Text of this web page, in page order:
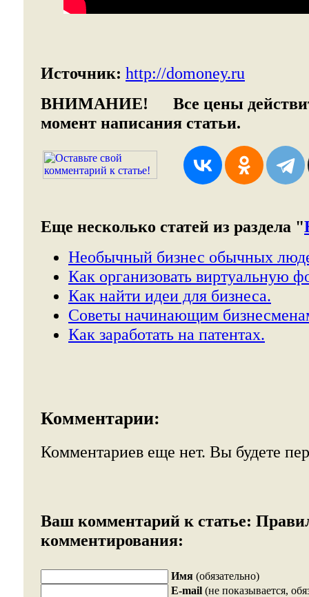
Источник: http://domoney.ru
ВНИМАНИЕ! Все цены
момент написания статьи.
Еще несколько статей из раздела "
Необычный бизнес обычных
Как организовать виртуальную
Как найти идеи для бизнеса.
Советы начинающим
Как заработать на патентах.
Комментарии:
Комментариев еще нет. Вы будете
Ваш комментарий к статье:
комментирования:
Имя (обязательно)
E-mail (не показывается,